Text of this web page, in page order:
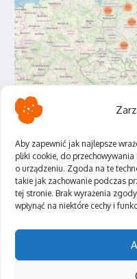
Aby zapewnić jak najlepsze
pliki cookie, do
o urządzeniu. Zgoda na te
takie jak zachowanie podczas
tej stronie. Brak wyrażenia
wpłynąć na niektóre cechy i
Polityka Prywatności
Regulamin